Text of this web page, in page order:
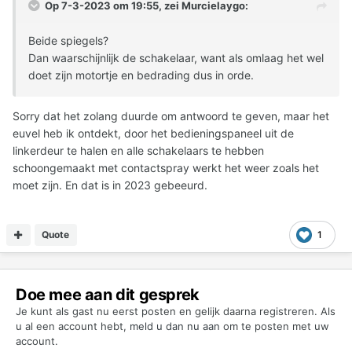
Op 7-3-2023 om 19:55, zei Murcielaygo:
Beide spiegels?
Dan waarschijnlijk de schakelaar, want als omlaag het wel
doet zijn motortje en bedrading dus in orde.
Sorry dat het zolang duurde om antwoord te geven, maar het
euvel heb ik ontdekt, door het bedieningspaneel uit de
linkerdeur te halen en alle schakelaars te hebben
schoongemaakt met contactspray werkt het weer zoals het
moet zijn. En dat is in 2023 gebeeurd.
1
Quote
Doe mee aan dit gesprek
Je kunt als gast nu eerst posten en gelijk daarna registreren. Als
u al een account hebt, meld u dan nu aan om te posten met uw
account.